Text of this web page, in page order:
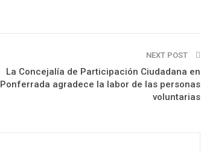
NEXT POST
La Concejalía de Participación Ciudadana en
Ponferrada agradece la labor de las personas
voluntarias